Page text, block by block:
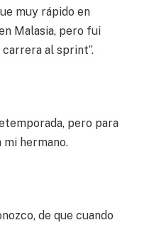
muy rápido en
Malasia, pero fui
al sprint”.
pero para
mi hermano.
de que cuando